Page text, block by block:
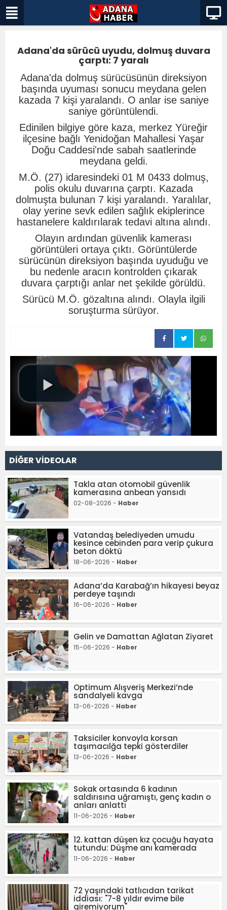
Adana'da sürücü uyudu, dolmuş duvara
çarptı: 7 yaralı
Adana'da dolmuş sürücüsünün direksiyon
başında uyuması sonucu meydana gelen
kazada 7 kişi yaralandı. O anlar ise saniye
saniye görüntülendi.
Edinilen bilgiye göre kaza, merkez Yüreğir
ilçesine bağlı Yenidoğan Mahallesi Yaşar
Doğu Caddesi'nde sabah saatlerinde
meydana geldi.
M.Ö. (27) idaresindeki 01 M 0433 dolmuş,
polis okulu duvarına çarptı. Kazada
dolmuşta bulunan 7 kişi yaralandı. Yaralılar,
olay yerine sevk edilen sağlık ekiplerince
hastanelere kaldırılarak tedavi altına alındı.
Olayın ardından güvenlik kamerası
görüntüleri ortaya çıktı. Görüntülerde
sürücünün direksiyon başında uyuduğu ve
bu nedenle aracın kontrolden çıkarak
duvara çarptığı anlar net şekilde görüldü.
Sürücü M.Ö. gözaltına alındı. Olayla ilgili
soruşturma sürüyor.
DİĞER VİDEOLAR
Takla atan otomobil güvenlik
kamerasına anbean yansıdı
02-08-2026 - Haber
Vatandaş belediyeden umudu
kesince cebinden para verip çukura
beton döktü
18-06-2026 - Haber
Adana’da Karabağ’ın hikayesi beyaz
perdeye taşındı
16-06-2026 - Haber
Gelin ve Damattan Ağlatan Ziyaret
15-06-2026 - Haber
Optimum Alışveriş Merkezi’nde
sandalyeli kavga
13-06-2026 - Haber
Taksiciler konvoyla korsan
taşımacılğa tepki gösterdiler
13-06-2026 - Haber
Sokak ortasında 6 kadının
saldırısına uğramıştı, genç kadın o
anları anlattı
11-06-2026 - Haber
12. kattan düşen kız çocuğu hayata
tutundu: Düşme anı kamerada
11-06-2026 - Haber
72 yaşındaki tatlıcıdan tarikat
iddiası: "7-8 yıldır evime bile
giremiyorum"